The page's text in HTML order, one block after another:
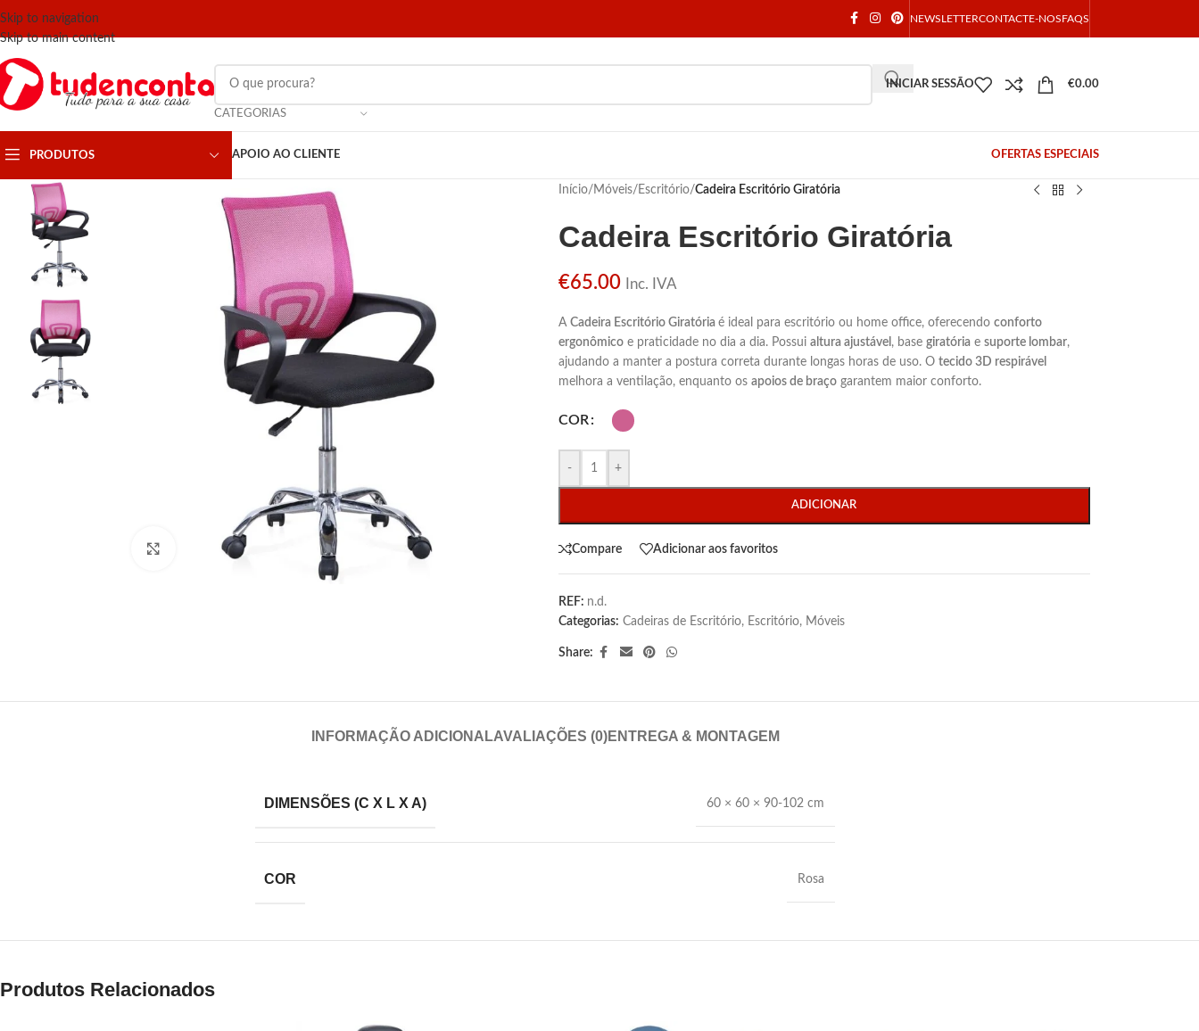
Skip to navigation
Skip to main content
NEWSLETTERCONTACTE-NOSFAQS
CATEGORIAS
INICIAR SESSÃO €0.00
PRODUTOS APOIO AO CLIENTE OFERTAS ESPECIAIS
Click para aumentar
Início/ Móveis/ Escritório/Cadeira Escritório Giratória
Cadeira Escritório Giratória
€65.00 Inc. IVA
A Cadeira Escritório Giratória é ideal para escritório ou home office, oferecendo conforto
ergonômicoe praticidade no dia a dia. Possui altura ajustável , base giratóriae suporte lombar,
ajudando a manter a postura correta durante longas horas de uso. O tecido 3D respirável
melhora a ventilação, enquanto os apoios de braçogarantem maior conforto.
COR
- +
ADICIONAR
Compare Adicionar aos favoritos
REF: n.d.
Categorias: Cadeiras de Escritório, Escritório, Móveis
Share:
INFORMAÇÃO ADICIONALAVALIAÇÕES (0)ENTREGA & MONTAGEM
DIMENSÕES (C X L X A) 60 × 60 × 90-102 cm
COR Rosa
Produtos Relacionados